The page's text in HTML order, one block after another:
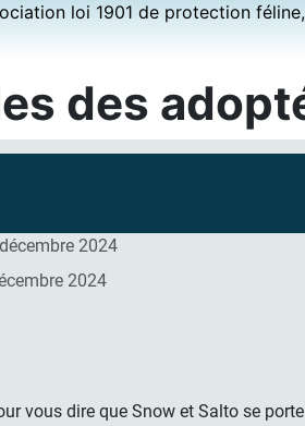
loi 1901 de protection
des
2024
2024
vous dire que Snow et Salto se